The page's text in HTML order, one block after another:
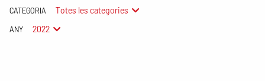
CATEGORIA Totes les categories
ANY 2022